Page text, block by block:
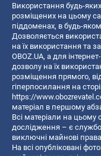
Використання будь-яких
розміщених на цьому
піддоменах, в будь-
Дозволяється
на їх використання та
OBOZ.UA, а для
дозволу на їх
розміщення прямого,
гіперпосилання на
https://
матеріал в першому
Всі матеріали на цьому
дослідження – є
виключні майнові
На всі опубліковані